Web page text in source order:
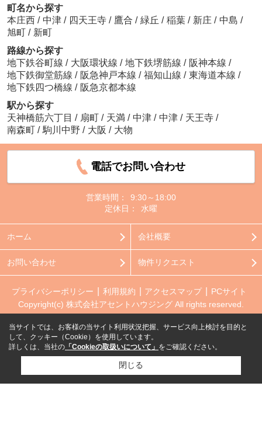
町名から探す
本庄西 / 中津 / 四天王寺 / 鷹合 / 緑丘 / 稲葉 / 新庄 / 中島 /
旭町 / 新町
路線から探す
地下鉄谷町線 / 大阪環状線 / 地下鉄堺筋線 / 阪神本線 /
地下鉄御堂筋線 / 阪急神戸本線 / 福知山線 / 東海道本線 /
地下鉄四つ橋線 / 阪急京都本線
駅から探す
天神橋筋六丁目 / 扇町 / 天満 / 中津 / 中津 / 天王寺 /
南森町 / 駒川中野 / 大阪 / 大物
電話でお問い合わせ
営業時間：
9:30～18:00
定休日：
水曜
ホーム 会社概要
お問い合わせ 物件リクエスト
プライバシーポリシー 利用規約 アクセスマップ
PCサイト
Copyright(c) 株式会社アセントハウジング All rights reserved.
当サイトでは、お客様の当サイト利用状況把握、サービス向上検討を目的と
して、クッキー（Cookie）を使用しています。
詳しくは、当社の 「Cookieの取扱いについて」 をご確認ください。
閉じる